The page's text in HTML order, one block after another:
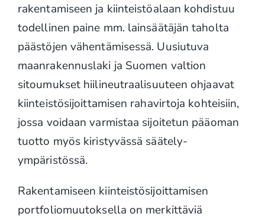
rakentamiseen ja kiinteistöalaan kohdistuu
todellinen paine mm. lainsäätäjän taholta
päästöjen vähentämisessä. Uusiutuva
maanrakennuslaki ja Suomen valtion
sitoumukset hiilineutraalisuuteen ohjaavat
kiinteistösijoittamisen rahavirtoja kohteisiin,
jossa voidaan varmistaa sijoitetun pääoman
tuotto myös kiristyvässä säätely-
ympäristössä.
Rakentamiseen kiinteistösijoittamisen
portfoliomuutoksella on merkittäviä